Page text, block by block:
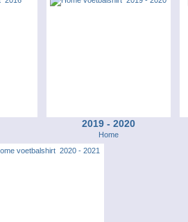
2019 - 2020
Home